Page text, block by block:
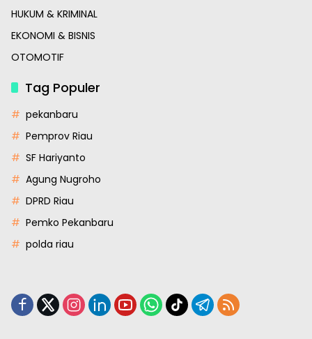
HUKUM & KRIMINAL
EKONOMI & BISNIS
OTOMOTIF
Tag Populer
pekanbaru
Pemprov Riau
SF Hariyanto
Agung Nugroho
DPRD Riau
Pemko Pekanbaru
polda riau